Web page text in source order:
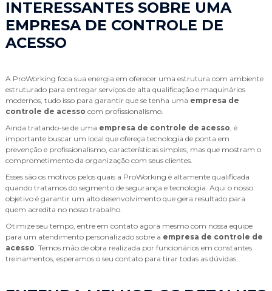
INTERESSANTES SOBRE UMA
EMPRESA DE CONTROLE DE
ACESSO
A ProWorking foca sua energia em oferecer uma estrutura com ambiente
estruturado para entregar serviços de alta qualificação e maquinários
modernos, tudo isso para garantir que se tenha uma empresa de
controle de acesso com profissionalismo.
Ainda tratando-se de uma empresa de controle de acesso , é
importante buscar um local que ofereça tecnologia de ponta em
prevenção e profissionalismo, características simples, mas que mostram o
comprometimento da organização com seus clientes.
Esses são os motivos pelos quais a ProWorking é altamente qualificada
quando tratamos do segmento de segurança e tecnologia. Aqui o nosso
objetivo é garantir um alto desenvolvimento que gera resultado para
quem acredita no nosso trabalho.
Otimize seu tempo, entre em contato agora mesmo com nossa equipe
para um atendimento personalizado sobre a empresa de controle de
acesso . Temos mão de obra realizada por funcionários em constantes
treinamentos, esperamos o seu contato para tirar todas as dúvidas.